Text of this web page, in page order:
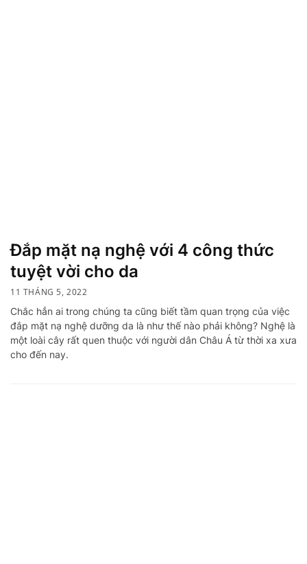
Đắp mặt nạ nghệ với 4 công thức
tuyệt vời cho da
11 THÁNG 5, 2022
Chắc hẳn ai trong chúng ta cũng biết tầm quan trọng của việc
đắp mặt nạ nghệ dưỡng da là như thế nào phải không? Nghệ là
một loài cây rất quen thuộc với người dân Châu Á từ thời xa xưa
cho đến nay.